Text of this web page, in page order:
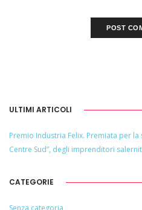
ULTIMI ARTICOLI
Premio Industria Felix. Premiata per la
Centre Sud”, degli imprenditori
CATEGORIE
Senza categoria